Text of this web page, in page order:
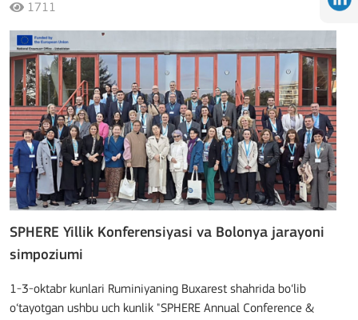
1711
SPHERE Yillik Konferensiyasi va Bolonya jarayoni
simpoziumi
1-3-oktabr kunlari Ruminiyaning Buxarest shahrida bo‘lib
o‘tayotgan ushbu uch kunlik "SPHERE Annual Conference &